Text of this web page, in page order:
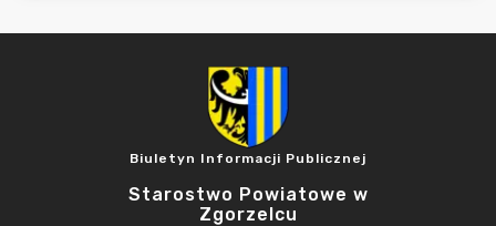
Biuletyn Informacji Publicznej
Starostwo Powiatowe w
Zgorzelcu